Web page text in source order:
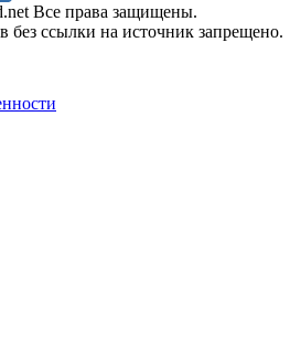
Все права защищены.
без ссылки на источник запрещено.